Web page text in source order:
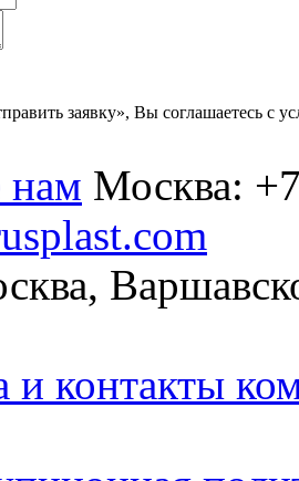
заявку», Вы соглашаетесь с
нам Москва:
и контакты